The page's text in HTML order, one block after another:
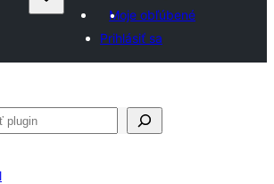
Moje obľúbené
Prihlásiť sa